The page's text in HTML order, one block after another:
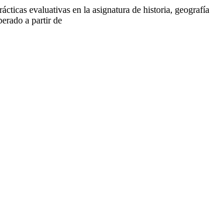
evaluativas en la asignatura de historia, geografía
a partir de